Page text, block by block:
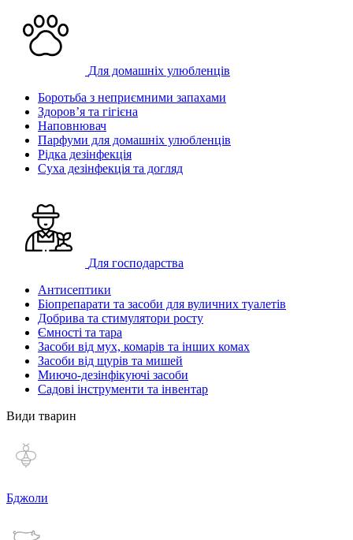
Для домашніх улюбленців
Боротьба з неприємними запахами
Здоров’я та гігієна
Наповнювач
Парфуми для домашніх улюбленців
Рідка дезінфекція
Суха дезінфекція та догляд
Для господарства
Антисептики
Біопрепарати та засоби для вуличних туалетів
Добрива та стимулятори росту
Ємності та тара
Засоби від мух, комарів та інших комах
Засоби від щурів та мишей
Миючо-дезінфікуючі засоби
Садові інструменти та інвентар
Види тварин
Бджоли